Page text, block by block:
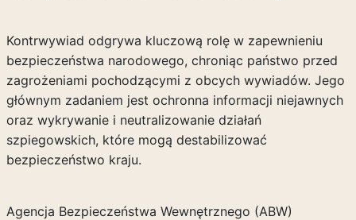
Kontrwywiad odgrywa kluczową rolę w zapewnieniu
bezpieczeństwa narodowego, chroniąc państwo przed
zagrożeniami pochodzącymi z obcych wywiadów. Jego
głównym zadaniem jest ochronna informacji niejawnych
oraz wykrywanie i neutralizowanie działań
szpiegowskich, które mogą destabilizować
bezpieczeństwo kraju.
Agencja Bezpieczeństwa Wewnętrznego (ABW)